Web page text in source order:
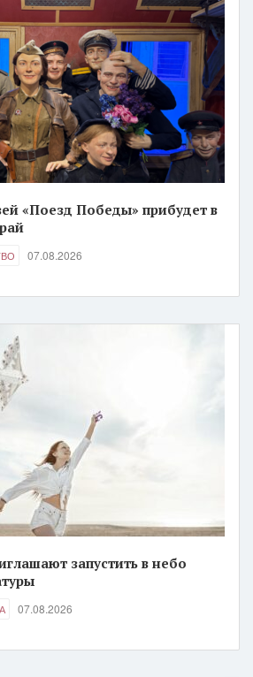
«Поезд Победы» прибудет в
07.08.2026
запустить в небо
07.08.2026